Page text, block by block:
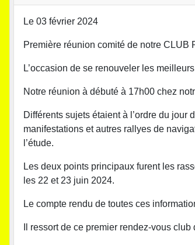
Le 03 février 2024
Première réunion comité de notre CLUB
L’occasion de se renouveler les
Notre réunion à débuté à 17h00 chez
Différents sujets étaient à l’ordre du
manifestations et autres rallyes de
l’étude.
Les deux points principaux furent les
les 22 et 23 juin 2024.
Le compte rendu de toutes ces
Il ressort de ce premier rendez-vous